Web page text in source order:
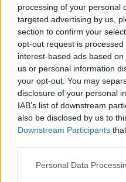
processing of your personal
targeted advertising by us,
section to confirm your
opt-out request is
interest-based ads based
us or personal information
your opt-out. You may
disclosure of your personal
IAB’s list of downstream
also be disclosed by us to
Downstream Participants
Personal Data
Rendkívüli bejelentés
otthonról, ingyen a
koncertjeit
A magyar előadók
folyamán láthatják az M1
ideig a Médiaklikken is